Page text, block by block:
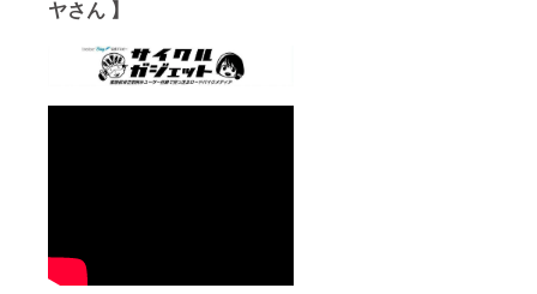
ヤさん 】